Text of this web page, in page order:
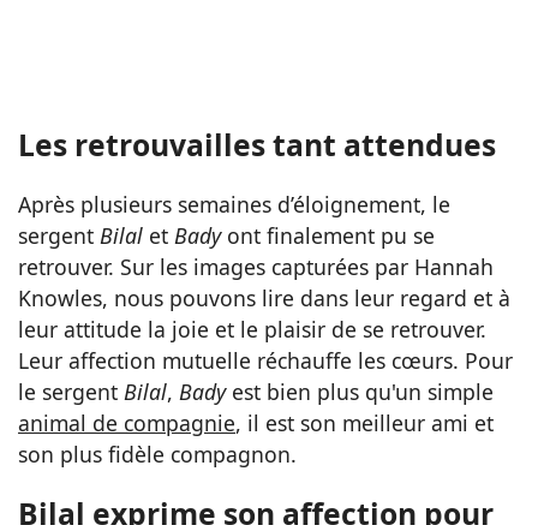
Les retrouvailles tant attendues
Après plusieurs semaines d’éloignement, le
sergent Bilal et Badyont finalement pu se
retrouver. Sur les images capturées par Hannah
Knowles, nous pouvons lire dans leur regard et à
leur attitude la joie et le plaisir de se retrouver.
Leur affection mutuelle réchauffe les cœurs. Pour
le sergent Bilal, Badyest bien plus qu'un simple
animal de compagnie, il est son meilleur ami et
son plus fidèle compagnon.
Bilal exprime son affection pour